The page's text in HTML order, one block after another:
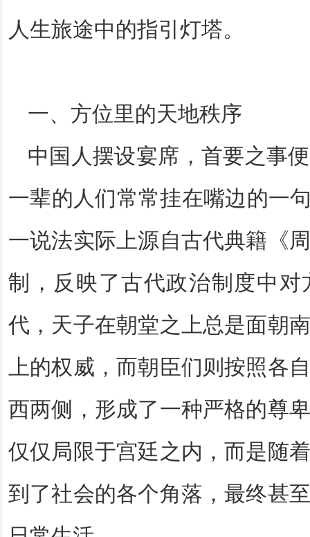
人生旅途中的指引灯塔。
一、方位里的天地秩序
中国人摆设宴席，首要之事
一辈的人们常常挂在嘴边的一
一说法实际上源自古代典籍《
制，反映了古代政治制度中
代，天子在朝堂之上总是面朝
上的权威，而朝臣们则按照各
西两侧，形成了一种严格的尊
仅仅局限于宫廷之内，而是随
到了社会的各个角落，最终甚